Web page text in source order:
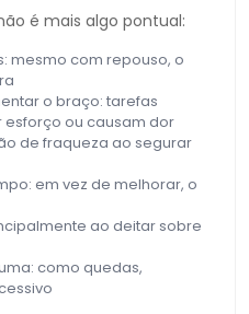
é mais algo pontual:
mesmo com repouso, o
o braço: tarefas
esforço ou causam dor
de fraqueza ao segurar
em vez de melhorar, o
ao deitar sobre
como quedas,